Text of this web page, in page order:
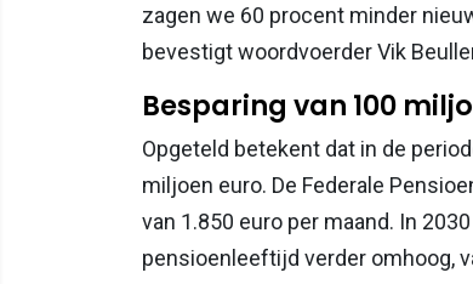
zagen we 60 procent minder
bevestigt woordvoerder Vik
Besparing van 100
Opgeteld betekent dat in de
miljoen euro. De Federale
van 1.850 euro per maand. In
pensioenleeftijd verder omhoog,